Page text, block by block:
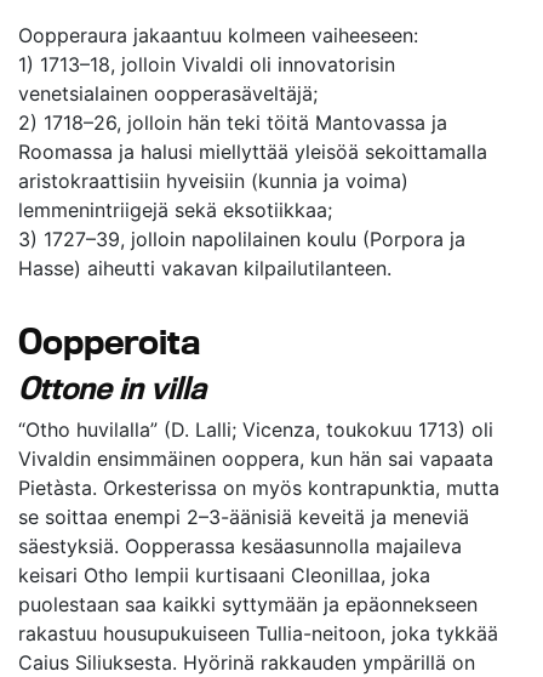
Oopperaura jakaantuu kolmeen vaiheeseen:
1) 1713–18, jolloin Vivaldi oli innovatorisin
venetsialainen oopperasäveltäjä;
2) 1718–26, jolloin hän teki töitä Mantovassa ja
Roomassa ja halusi miellyttää yleisöä sekoittamalla
aristokraattisiin hyveisiin (kunnia ja voima)
lemmenintriigejä sekä eksotiikkaa;
3) 1727–39, jolloin napolilainen koulu (Porpora ja
Hasse) aiheutti vakavan kilpailutilanteen.
Oopperoita
Ottone in villa
“Otho huvilalla” (D. Lalli; Vicenza, toukokuu 1713) oli
Vivaldin ensimmäinen ooppera, kun hän sai vapaata
Pietàsta. Orkesterissa on myös kontrapunktia, mutta
se soittaa enempi 2–3-äänisiä keveitä ja meneviä
säestyksiä. Oopperassa kesäasunnolla majaileva
keisari Otho lempii kurtisaani Cleonillaa, joka
puolestaan saa kaikki syttymään ja epäonnekseen
rakastuu housupukuiseen Tullia-neitoon, joka tykkää
Caius Siliuksesta. Hyörinä rakkauden ympärillä on